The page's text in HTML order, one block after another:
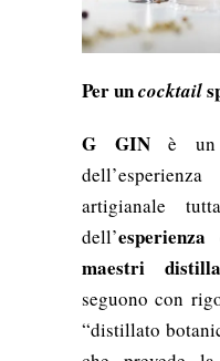
Per uncocktail
G GINè un
artigianale
dell’
maestri
seguono con
“distillato